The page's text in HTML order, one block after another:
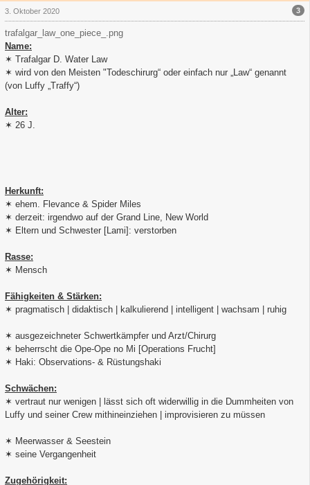
3
3. Oktober 2020
trafalgar_law_one_piece_.png
Name:
✶ Trafalgar D. Water Law
✶ wird von den Meisten "Todeschirurg“ oder einfach nur „Law“ genannt
(von Luffy „Traffy“)
Alter:
✶ 26 J.
Herkunft:
✶ ehem. Flevance & Spider Miles
✶ derzeit: irgendwo auf der Grand Line, New World
✶ Eltern und Schwester [Lami]: verstorben
Rasse:
✶ Mensch
Fähigkeiten & Stärken:
✶ pragmatisch | didaktisch | kalkulierend | intelligent | wachsam | ruhig
✶ ausgezeichneter Schwertkämpfer und Arzt/Chirurg
✶ beherrscht die Ope-Ope no Mi [Operations Frucht]
✶ Haki: Observations- & Rüstungshaki
Schwächen:
✶ vertraut nur wenigen | lässt sich oft widerwillig in die Dummheiten von
Luffy und seiner Crew mithineinziehen | improvisieren zu müssen
✶ Meerwasser & Seestein
✶ seine Vergangenheit
Zugehörigkeit: